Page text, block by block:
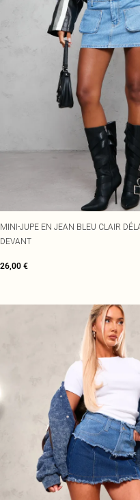
MINI-JUPE EN JEAN BLEU CLAIR
DEVANT
26,00 €